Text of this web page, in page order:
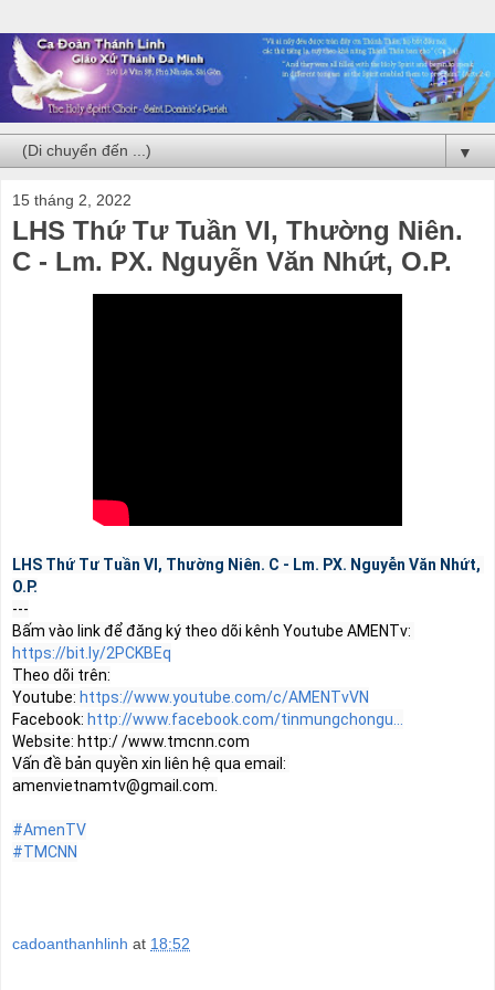
▼
15 tháng 2, 2022
LHS Thứ Tư Tuần VI, Thường Niên.
C - Lm. PX. Nguyễn Văn Nhứt, O.P.
LHS Thứ Tư Tuần VI, Thường Niên. C - Lm. PX. Nguyễn Văn Nhứt,
O.P.
---
Bấm vào link để đăng ký theo dõi kênh Youtube AMENTv:
https://bit.ly/2PCKBEq
Theo dõi trên:
Youtube: https://www.youtube.com/c/AMENTvVN
Facebook: http://www.facebook.com/tinmungchongu...
Website: http:/ /www.tmcnn.com
amenvietnamtv@gmail.com.
#AmenTV
#TMCNN
cadoanthanhlinh at 18:52